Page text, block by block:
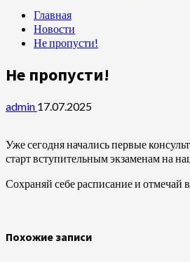
Главная
Новости
Не пропусти!
Не пропусти!
admin 17.07.2025
Уже сегодня начались первые
старт вступительным экзаменам на
Сохраняй себе расписание и отмечай
Похожие записи